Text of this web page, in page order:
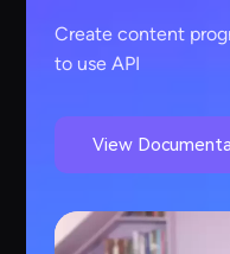
Create content
to use API
View